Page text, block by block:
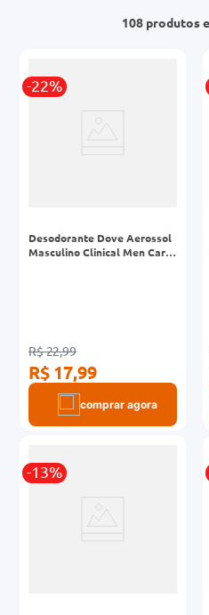
108 produtos
-22%
Desodorante Dove Aerossol
Masculino Clinical Men Care
R$ 22,99
R$ 17,99
comprar agora
-13%